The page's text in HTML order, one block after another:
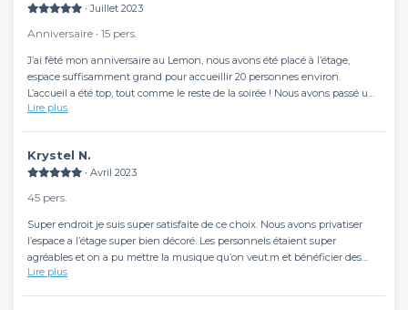
∙ Juillet 2023
Anniversaire ∙ 15 pers.
J’ai fêté mon anniversaire au Lemon, nous avons été placé à l’étage,
espace suffisamment grand pour accueillir 20 personnes environ.
L’accueil a été top, tout comme le reste de la soirée ! Nous avons passé un
excellent moment. Possibilité de rapporter son gâteau et de mettre notre
Je recommande vraiment !
Lire plus
Krystel N.
∙ Avril 2023
45 pers.
Super endroit je suis super satisfaite de ce choix. Nous avons privatiser
l’espace a l’étage super bien décoré. Les personnels étaient super
agréables et on a pu mettre la musique qu’on veut.m et bénéficier des
prix happy hour avant 22h !
Lire plus